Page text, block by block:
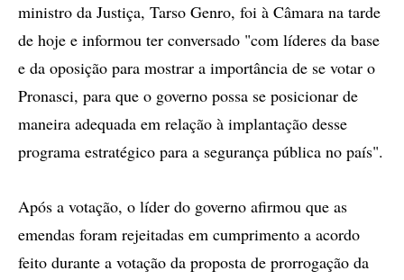
ministro da Justiça, Tarso Genro, foi à Câmara na tarde
de hoje e informou ter conversado "com líderes da base
e da oposição para mostrar a importância de se votar o
Pronasci, para que o governo possa se posicionar de
maneira adequada em relação à implantação desse
programa estratégico para a segurança pública no país".
Após a votação, o líder do governo afirmou que as
emendas foram rejeitadas em cumprimento a acordo
feito durante a votação da proposta de prorrogação da